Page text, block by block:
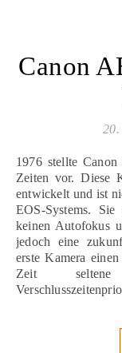
Canon
1976 stellte Canon eine seiner erfolgreichsten Kameras aller
Zeiten vor. Diese
entwickelt und ist
EOS-Systems.
keinen Autofokus
jedoch eine
erste Kamera
Zeit seltene